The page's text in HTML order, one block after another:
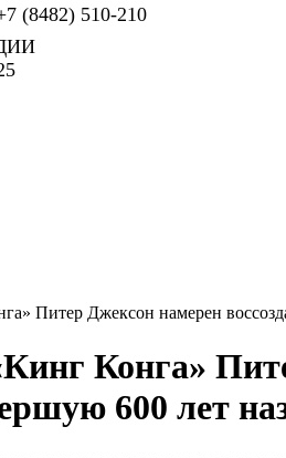
(8482) 510-210
Питер Джексон намерен
Конга»
600 лет